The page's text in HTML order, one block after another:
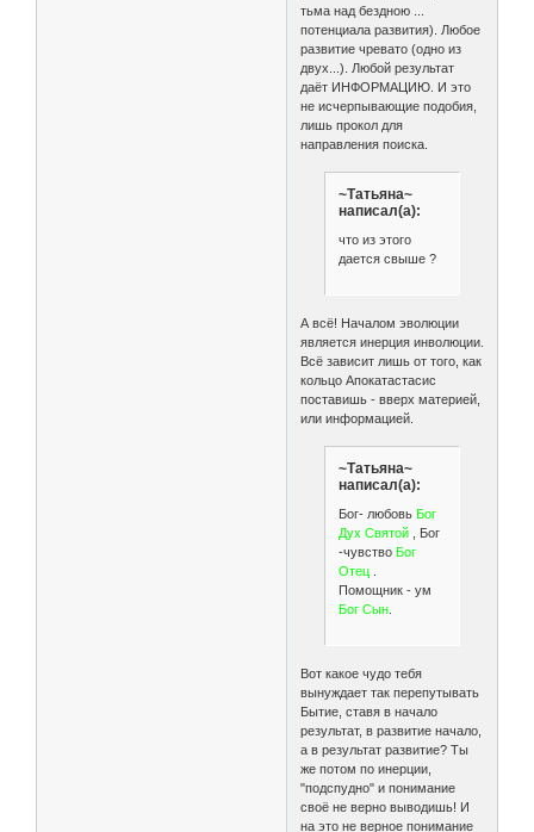
тьма над бездною ...
потенциала развития). Любое
развитие чревато (одно из
двух...). Любой результат
даёт ИНФОРМАЦИЮ. И это
не исчерпывающие подобия,
лишь прокол для
направления поиска.
~Татьяна~
написал(а):
что из этого
дается свыше ?
А всё! Началом эволюции
является инерция инволюции.
Всё зависит лишь от того, как
кольцо Апокатастасис
поставишь - вверх материей,
или информацией.
~Татьяна~
написал(а):
Бог- любовь Бог
Дух Святой, Бог
-чувство Бог
Отец
Помощник - ум
Бог Сын.
Вот какое чудо тебя
вынуждает так перепутывать
Бытие, ставя в начало
результат, в развитие начало,
а в результат развитие? Ты
же потом по инерции,
"подспудно" и понимание
своё не верно выводишь! И
на это не верное понимание